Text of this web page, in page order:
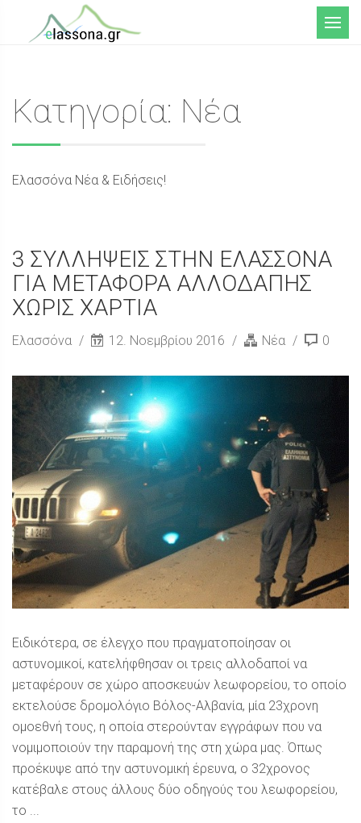
Μενού
Κατηγορία: Νέα
Ελασσόνα Νέα & Ειδήσεις!
3 ΣΥΛΛΗΨΕΙΣ ΣΤΗΝ ΕΛΑΣΣΟΝΑ
ΓΙΑ ΜΕΤΑΦΟΡΑ ΑΛΛΟΔΑΠΗΣ
ΧΩΡΙΣ ΧΑΡΤΙΑ
Ελασσόνα 12. Νοεμβρίου 2016 Νέα 0
Ειδικότερα, σε έλεγχο που πραγματοποίησαν οι
αστυνομικοί, κατελήφθησαν οι τρεις αλλοδαποί να
μεταφέρουν σε χώρο αποσκευών λεωφορείου, το οποίο
εκτελούσε δρομολόγιο Βόλος-Αλβανία, μία 23χρονη
ομοεθνή τους, η οποία στερούνταν εγγράφων που να
νομιμοποιούν την παραμονή της στη χώρα μας. Όπως
προέκυψε από την αστυνομική έρευνα, ο 32χρονος
κατέβαλε στους άλλους δύο οδηγούς του λεωφορείου,
το ...